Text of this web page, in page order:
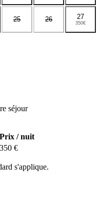
25 26 27
350€
séjour
Prix / nuit
350 €
s'applique.